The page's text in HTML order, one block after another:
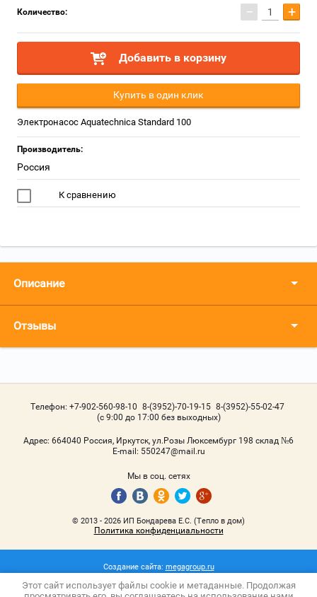
Количество: − +
Добавить в корзину
Купить в один клик
Электронасос Aquatechnica Standard 100
Производитель:
Россия
К сравнению
Описание
Отзывы
Телефон: +7-902-560-98-10 8-(3952)-70-19-15 8-(3952)-55-02-47
(с 9:00 до 17:00 без выходных)
Адрес: 664040 Россия, Иркутск, ул.Розы Люксембург 198 склад №6
Е-mail: 550247@mail.ru
Мы в соц. сетях
© 2013 - 2026 ИП Бондарева Е.С. (Тепло в дом)
Политика конфиденциальности
Создание сайта: megagroup.ru
Этот сайт использует файлы cookie и метаданные. Продолжая